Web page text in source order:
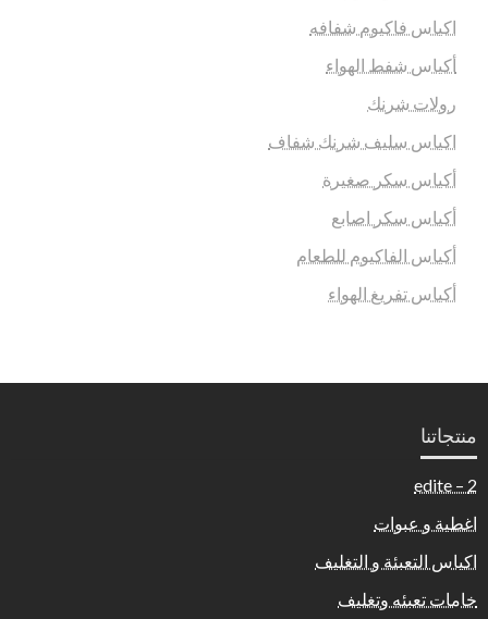
اكياس فاكيوم شفافه
أكياس شفط الهواء
رولات شرنك
اكياس سليف شرنك شفاف
أكياس سكر صغيرة
أكياس سكر اصابع
أكياس الفاكيوم للطعام
أكياس تفريغ الهواء
منتجاتنا
2 – edite
اغطية و عبوات
اكياس التعبئة و التغليف
خامات تعبئه وتغليف